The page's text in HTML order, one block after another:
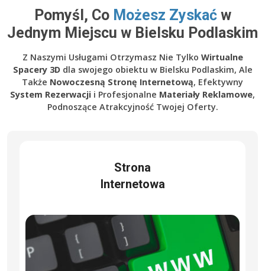
Pomyśl, Co Możesz Zyskaćw
Jednym Miejscu w Bielsku Podlaskim
Z Naszymi Usługami Otrzymasz Nie Tylko Wirtualne
Spacery 3Ddla swojego obiektu w Bielsku Podlaskim, Ale
Także Nowoczesną Stronę Internetową, Efektywny
System Rezerwacji i Profesjonalne Materiały Reklamowe,
Podnoszące Atrakcyjność Twojej Oferty.
Strona
Internetowa